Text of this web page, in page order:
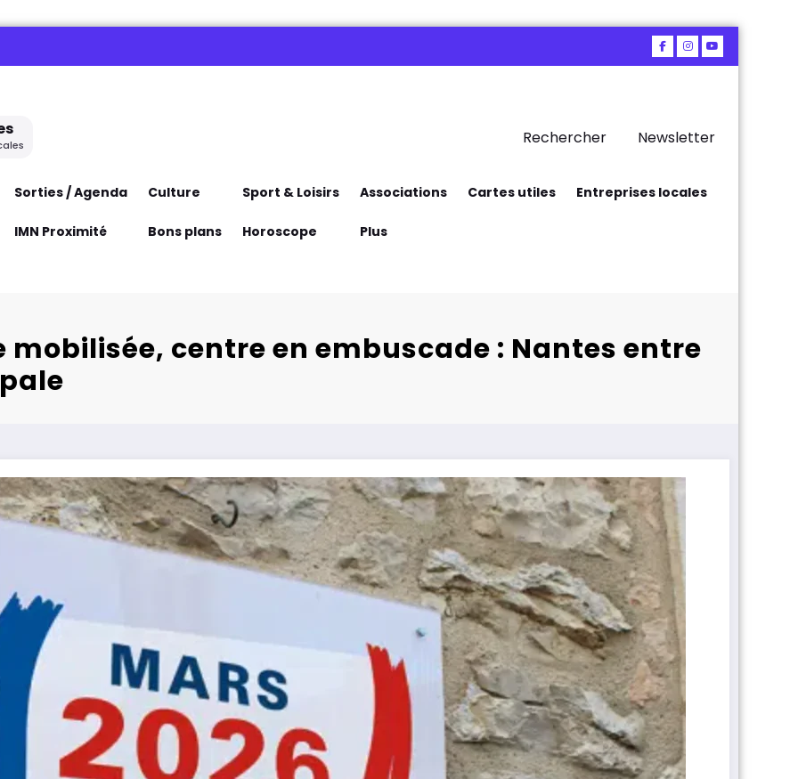
Rechercher Newsletter
Sorties / Agenda Culture Sport & Loisirs Associations Cartes utiles Entreprises locales
IMN Proximité Bons plans Horoscope Plus
mobilisée, centre en embuscade : Nantes entre